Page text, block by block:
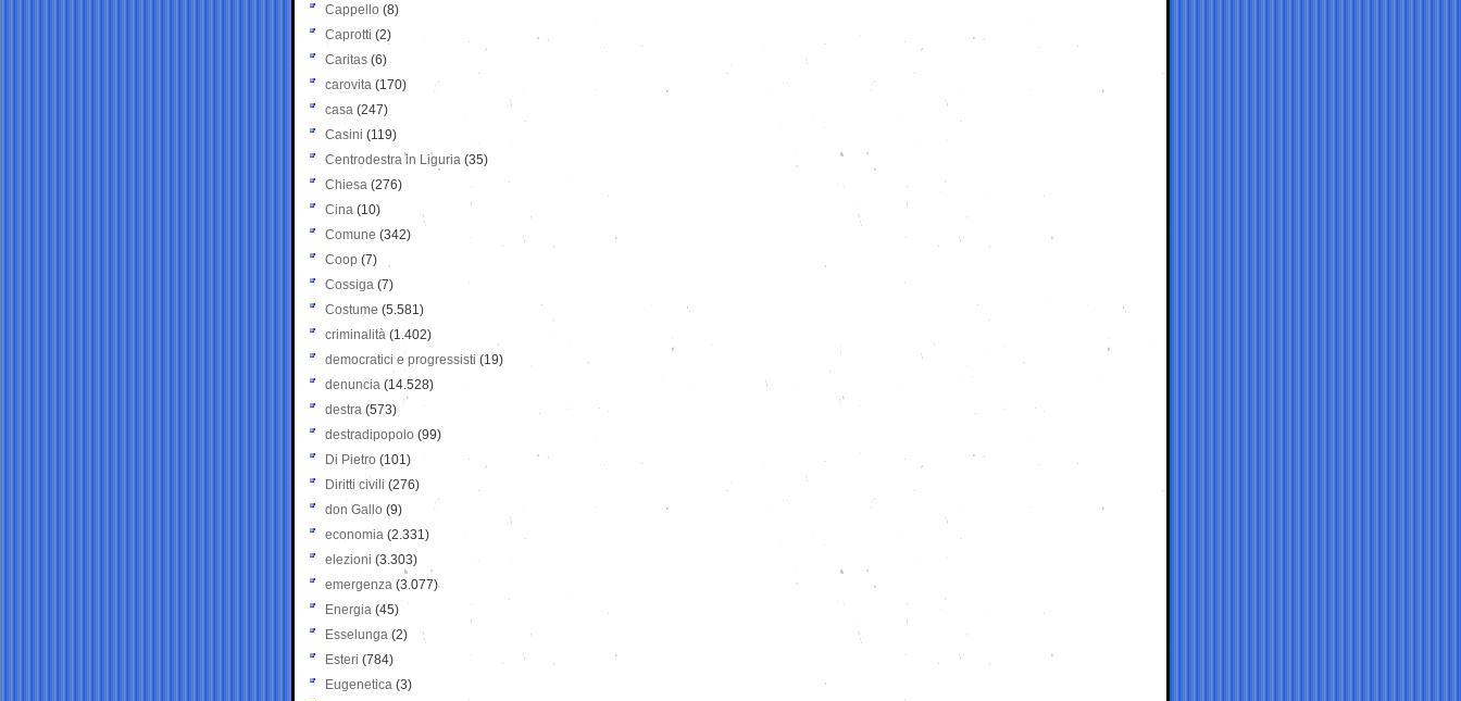
Cappello (8)
Caprotti (2)
Caritas (6)
carovita (170)
casa (247)
Casini (119)
Centrodestra in Liguria (35)
Chiesa (276)
Cina (10)
Comune (342)
Coop (7)
Cossiga (7)
Costume (5.581)
criminalità (1.402)
democratici e progressisti (19)
denuncia (14.528)
destra (573)
destradipopolo (99)
Di Pietro (101)
Diritti civili (276)
don Gallo (9)
economia (2.331)
elezioni (3.303)
emergenza (3.077)
Energia (45)
Esselunga (2)
Esteri (784)
Eugenetica (3)